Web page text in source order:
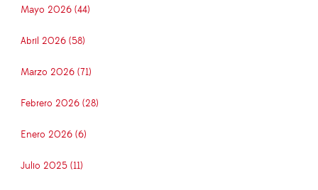
Mayo 2026 (44)
Abril 2026 (58)
Marzo 2026 (71)
Febrero 2026 (28)
Enero 2026 (6)
Julio 2025 (11)